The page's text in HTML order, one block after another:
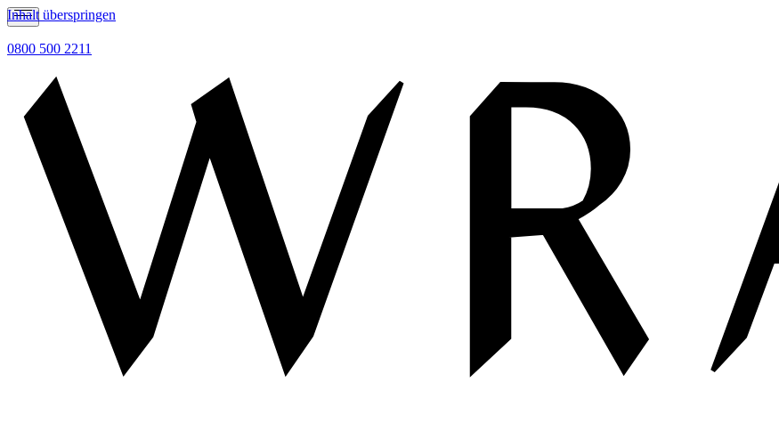
Inhalt überspringen
0800 500 2211